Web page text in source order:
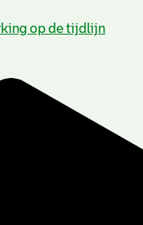
op de tijdlijn